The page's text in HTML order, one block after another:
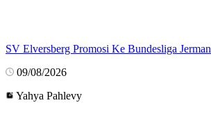
SV Elversberg Promosi Ke Bundesliga Jerman
09/08/2026
Yahya Pahlevy